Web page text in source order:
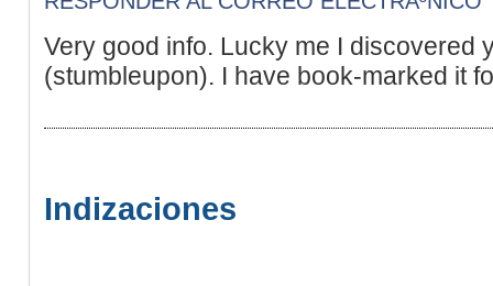
Very good info. Lucky me I discovered
(stumbleupon). I have book-marked it
Indizaciones